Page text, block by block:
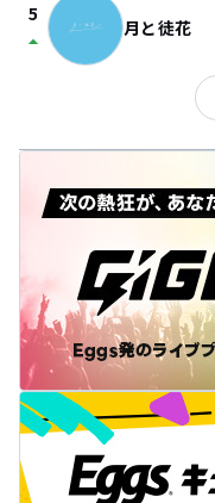
5
arrow_drop_up 月と徒花